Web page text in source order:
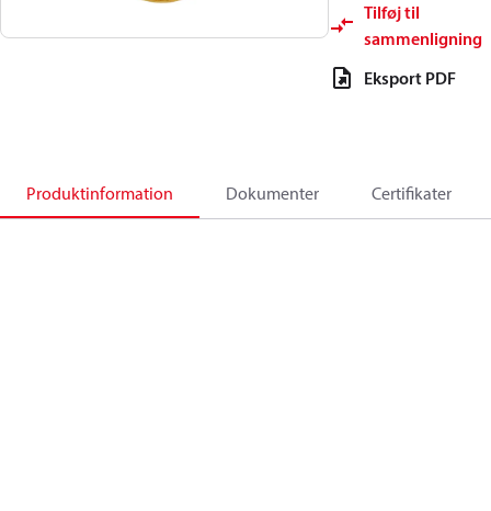
Tilføj til
sammenligning
Eksport PDF
Produktinformation Dokumenter Certifikater